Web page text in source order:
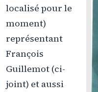
localisé pour le
moment)
représentant
François
Guillemot (ci-
joint) et aussi